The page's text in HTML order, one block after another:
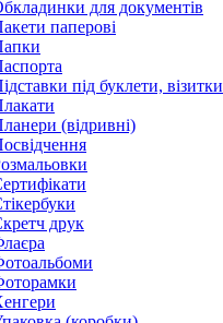
для документів
паперові
під буклети, візитки
(відривні)
друк